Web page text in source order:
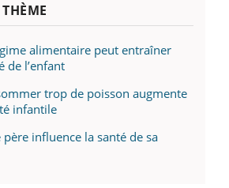
alimentaire peut entraîner
de l’enfant
trop de poisson augmente
infantile
père influence la santé de sa